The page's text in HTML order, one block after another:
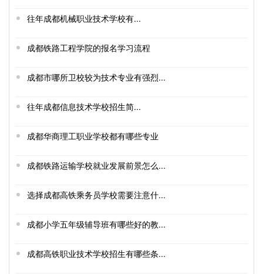
往年成都机械职业技术学校有...
成都铁路工程学院的报名学习流程
成都市哪所卫校较为技术专业有强烈...
往年成都信息技术学校招生简...
成都华商理工职业学校都有哪些专业
成都铁路运输学校就业发展前景怎么...
选择成都高铁乘务员学校需要注意什...
成都小学五年级辅导班有哪些好的教...
成都高铁职业技术学校招生有哪些条...